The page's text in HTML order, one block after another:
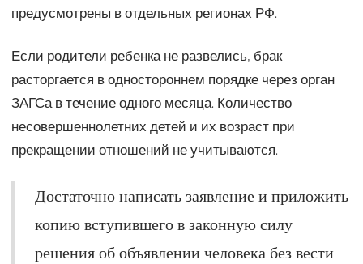
предусмотрены в отдельных регионах РФ.
Если родители ребенка не развелись, брак
расторгается в одностороннем порядке через орган
ЗАГСа в течение одного месяца. Количество
несовершеннолетних детей и их возраст при
прекращении отношений не учитываются.
Достаточно написать заявление и приложить
копию вступившего в законную силу
решения об объявлении человека без вести